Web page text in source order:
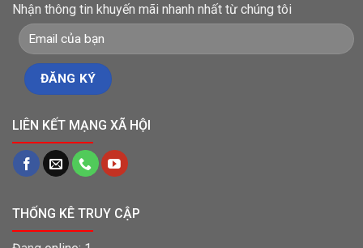
Nhận thông tin khuyến mãi nhanh nhất từ chúng tôi
LIÊN KẾT MẠNG XÃ HỘI
THỐNG KÊ TRUY CẬP